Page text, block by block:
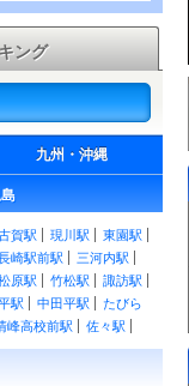
ング
九州 ・ 沖縄
賀駅 現川駅
東園駅
崎駅前駅
三河内駅
原駅 竹松駅
諏訪駅
駅 中田平駅
たびら
峰高校前駅
佐々駅
山の田駅
北佐世保